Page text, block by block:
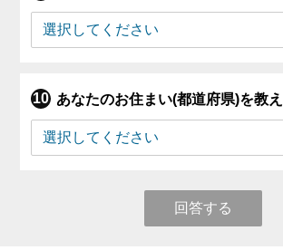
あなたのお住まい(都道府県)を教
回答する